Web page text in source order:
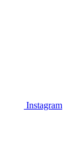
Instagram